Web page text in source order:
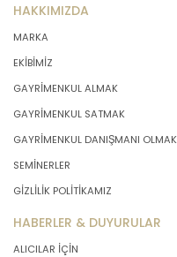
HAKKIMIZDA
MARKA
EKİBİMİZ
GAYRİMENKUL ALMAK
GAYRİMENKUL SATMAK
GAYRİMENKUL DANIŞMANI OLMAK
SEMİNERLER
GİZLİLİK POLİTİKAMIZ
HABERLER & DUYURULAR
ALICILAR İÇİN